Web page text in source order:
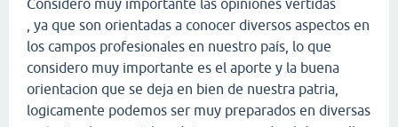
Considero muy importante las opiniones vertidas
, ya que son orientadas a conocer diversos aspectos en
los campos profesionales en nuestro país, lo que
considero muy importante es el aporte y la buena
orientacion que se deja en bien de nuestra patria,
logicamente podemos ser muy preparados en diversas